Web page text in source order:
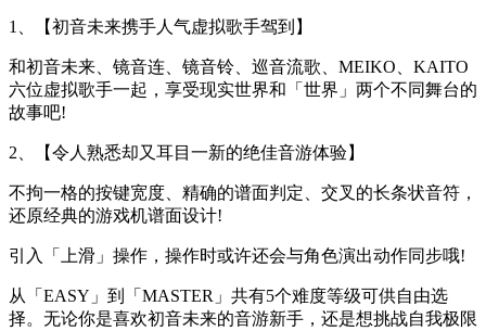
1、【初音未来携手人气虚拟歌手驾到】
和初音未来、镜音连、镜音铃、巡音流歌、MEIKO、KAITO
六位虚拟歌手一起，享受现实世界和「世界」两个不同舞台的
故事吧!
2、【令人熟悉却又耳目一新的绝佳音游体验】
不拘一格的按键宽度、精确的谱面判定、交叉的长条状音符，
还原经典的游戏机谱面设计!
引入「上滑」操作，操作时或许还会与角色演出动作同步哦!
从「EASY」到「MASTER」共有5个难度等级可供自由选
择。无论你是喜欢初音未来的音游新手，还是想挑战自我极限